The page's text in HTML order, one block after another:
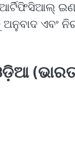
ଆର୍ଟିଫିସିଆଲ୍
ଏବଂ